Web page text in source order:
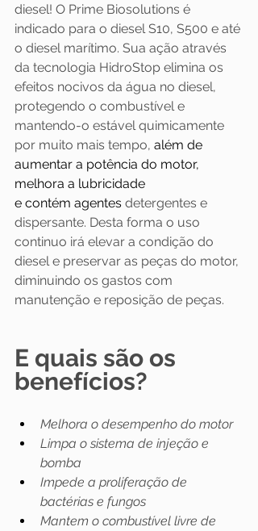
diesel! O Prime Biosolutions é
indicado para o diesel S10, S500 e até
o diesel marítimo. Sua ação através
da tecnologia HidroStop elimina os
efeitos nocivos da água no diesel,
protegendo o combustível e
mantendo-o estável quimicamente
por muito mais tempo, além de
aumentar a potência do motor,
melhora a lubricidade
e contém agentes detergentes e
dispersante. Desta forma o uso
continuo irá elevar a condição do
diesel e preservar as peças do motor,
diminuindo os gastos com
manutenção e reposição de peças.
E quais são os
benefícios?
Melhora o desempenho do motor
Limpa o sistema de injeção e
bomba
Impede a proliferação de
bactérias e fungos
Mantem o combustível livre de